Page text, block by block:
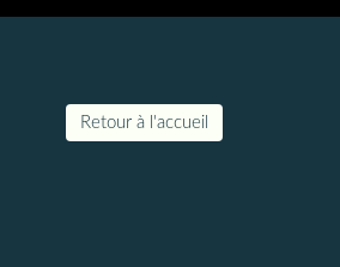
Retour à l'accueil